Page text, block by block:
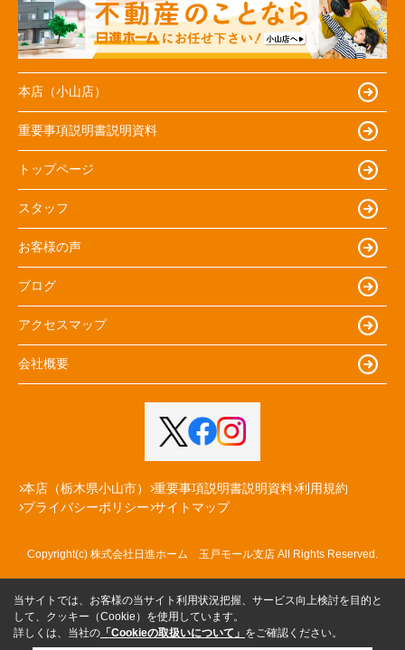
本店（小山店）
重要事項説明書説明資料
トップページ
スタッフ
お客様の声
ブログ
アクセスマップ
会社概要
本店（栃木県小山市） 重要事項説明書説明資料 利用規約
プライバシーポリシー サイトマップ
Copyright(c) 株式会社日進ホーム 玉戸モール支店 All Rights Reserved.
当サイトでは、お客様の当サイト利用状況把握、サービス向上検討を目的と
して、クッキー（Cookie）を使用しています。
詳しくは、当社の 「Cookieの取扱いについて」 をご確認ください。